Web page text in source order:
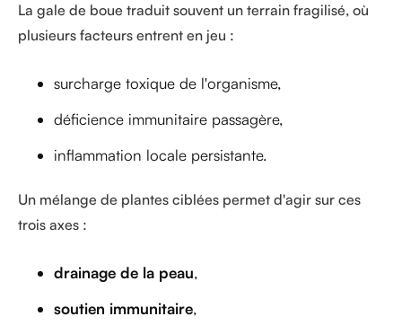
La gale de boue traduit souvent un terrain fragilisé, où
plusieurs facteurs entrent en jeu :
surcharge toxique de l'organisme,
déficience immunitaire passagère,
inflammation locale persistante.
Un mélange de plantes ciblées permet d'agir sur ces
trois axes :
drainage de la peau,
soutien immunitaire,